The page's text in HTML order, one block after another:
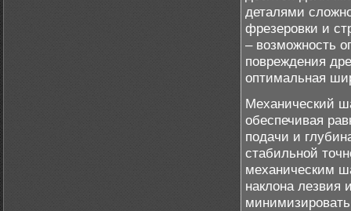
деталями
фрезеровки и
– возможность
повреждения
оптимальная
Механический
обеспечивая
подачи и
стабильной
механическим
наклона лезвия